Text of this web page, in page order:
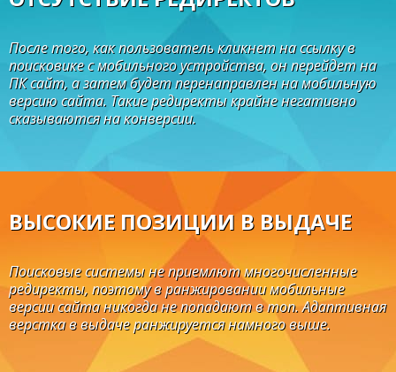
После того, как пользователь кликнет на ссылку в
поисковике с мобильного устройства, он перейдет на
ПК сайт, а затем будет перенаправлен на мобильную
версию сайта. Такие редиректы крайне негативно
сказываются на конверсии.
ВЫСОКИЕ ПОЗИЦИИ В ВЫДАЧЕ
Поисковые системы не приемлют многочисленные
редиректы, поэтому в ранжировании мобильные
версии сайта никогда не попадают в топ. Адаптивная
верстка в выдаче ранжируется намного выше.